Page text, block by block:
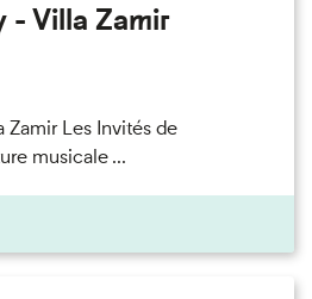
- Villa Zamir
Les Invités de
musicale ...